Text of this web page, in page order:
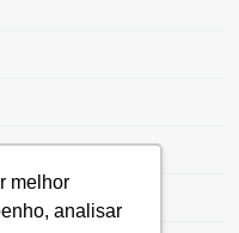
melhor
analisar